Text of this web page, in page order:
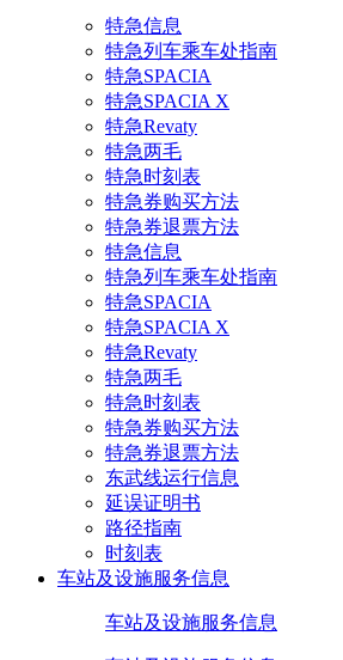
特急信息
特急列车乘车处指南
特急SPACIA
特急SPACIA X
特急Revaty
特急两毛
特急时刻表
特急券购买方法
特急券退票方法
特急信息
特急列车乘车处指南
特急SPACIA
特急SPACIA X
特急Revaty
特急两毛
特急时刻表
特急券购买方法
特急券退票方法
东武线运行信息
延误证明书
路径指南
时刻表
车站及设施服务信息
车站及设施服务信息